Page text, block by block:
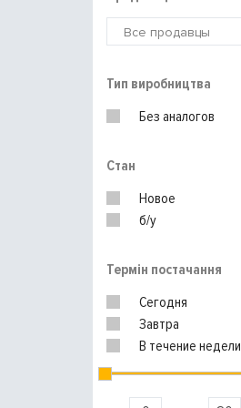
Тип виробництва
Без аналогов
Стан
Новое
б/у
Термін постачання
Сегодня
Завтра
В течение недели